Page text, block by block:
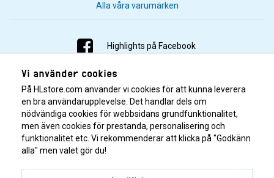
Alla våra varumärken
Highlights på Facebook
Highlights på Instagram
Highlights på Youtube
Highlights på Tiktok
Vi använder cookies
På HLstore.com använder vi cookies för att kunna leverera
en bra användarupplevelse. Det handlar dels om
nödvändiga cookies för webbsidans grundfunktionalitet,
men även cookies för prestanda, personalisering och
funktionalitet etc. Vi rekommenderar att klicka på "Godkänn
alla" men valet gör du!